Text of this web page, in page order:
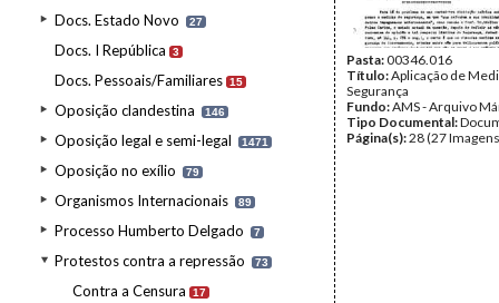
Docs. Estado Novo 27
Docs. I República 3
Docs. Pessoais/Familiares 15
Oposição clandestina 146
Oposição legal e semi-legal 1471
Oposição no exílio 79
Organismos Internacionais 89
Processo Humberto Delgado 7
Protestos contra a repressão 73
Contra a Censura 17
Pasta:00346.016
Título:Aplicação de
Segurança
Fundo:AMS - Arquivo
Tipo Documental:
Página(s):28 (27